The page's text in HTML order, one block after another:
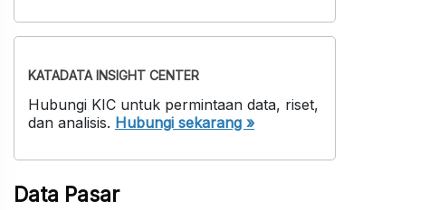
KATADATA INSIGHT CENTER
Hubungi KIC untuk permintaan data, riset,
dan analisis. Hubungi sekarang »
Data Pasar